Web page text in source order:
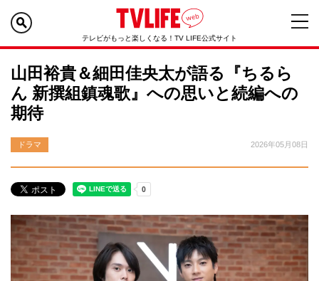
テレビがもっと楽しくなる！TV LIFE公式サイト
山田裕貴＆細田佳央太が語る『ちるら
ん 新撰組鎮魂歌』への思いと続編への
期待
ドラマ 2026年05月08日